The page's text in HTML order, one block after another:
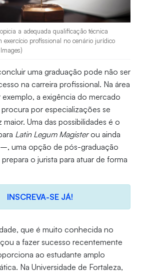
a adequada qualificação técnica
exercício profissional no cenário jurídico
uma graduação pode não ser
na carreira profissional. Na área
a exigência do mercado
por especializações se
Uma das possibilidades é o
Latin Legum Magisterou ainda
uma opção de pós-graduação
o jurista para atuar de forma
INSCREVA-SE JÁ!
que é muito conhecida no
a fazer sucesso recentemente
ao estudante amplo
Na Universidade de Fortaleza,